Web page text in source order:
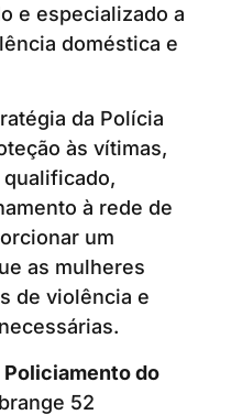
e especializado a
doméstica e
da Polícia
às vítimas,
à rede de
um
as mulheres
de violência e
Policiamento do
52